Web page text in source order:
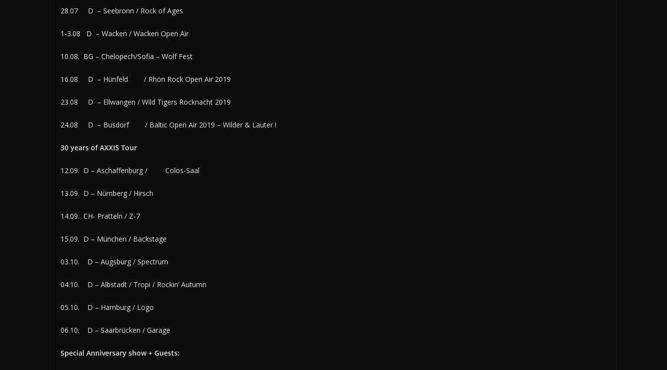
28.07 D – Seebronn / Rock of Ages
1-3.08 D – Wacken / Wacken Open Air
10.08. BG – Chelopech/Sofia – Wolf Fest
16.08 D – Hünfeld / Rhön Rock Open Air 2019
23.08 D – Ellwangen / Wild Tigers Rocknacht 2019
24.08 D – Busdorf / Baltic Open Air 2019 – Wilder & Lauter !
30 years of AXXIS Tour
12.09. D – Aschaffenburg / Colos-Saal
13.09. D – Nürnberg / Hirsch
14.09. CH- Pratteln / Z-7
15.09. D – München / Backstage
03.10. D – Augsburg / Spectrum
04.10. D – Albstadt / Tropi / Rockin‘ Autumn
05.10. D – Hamburg / Logo
06.10. D – Saarbrücken / Garage
Special Anniversary show + Guests: